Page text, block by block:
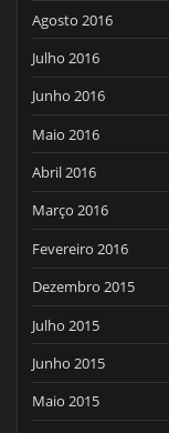
Agosto 2016
Julho 2016
Junho 2016
Maio 2016
Abril 2016
Março 2016
Fevereiro 2016
Dezembro 2015
Julho 2015
Junho 2015
Maio 2015